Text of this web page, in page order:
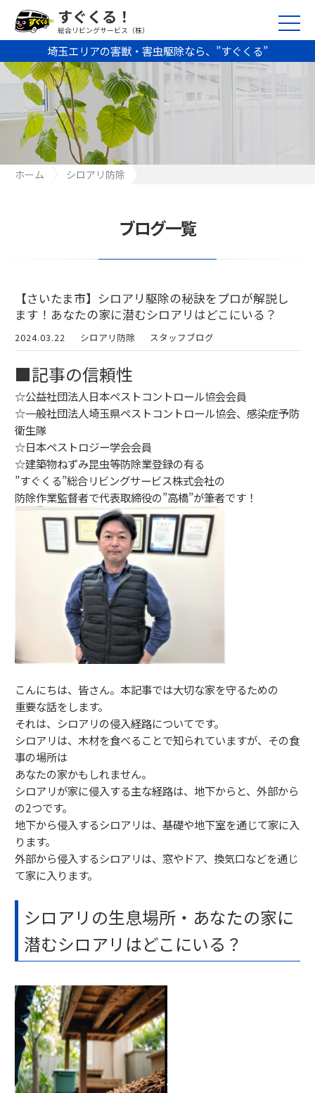
埼玉エリアの害獣・害虫駆除なら、”すぐくる”
すぐくる！
総合リビングサービス（株）
ホーム
シロアリ防除
ブログ一覧
【さいたま市】シロアリ駆除の秘訣をプロが解説し
ます！あなたの家に潜むシロアリはどこにいる？
2024.03.22 シロアリ防除 スタッフブログ
■記事の信頼性
☆公益社団法人日本ペストコントロール協会会員
☆一般社団法人埼玉県ペストコントロール協会、感染症予防
衛生隊
☆日本ペストロジー学会会員
☆建築物ねずみ昆虫等防除業登録の有る
”すぐくる”総合リビングサービス株式会社の
防除作業監督者で代表取締役の”高橋”が筆者です！
こんにちは、皆さん。本記事では大切な家を守るための
重要な話をします。
それは、シロアリの侵入経路についてです。
シロアリは、木材を食べることで知られていますが、その食
事の場所は
あなたの家かもしれません。
シロアリが家に侵入する主な経路は、地下からと、外部から
の2つです。
地下から侵入するシロアリは、基礎や地下室を通じて家に入
ります。
外部から侵入するシロアリは、窓やドア、換気口などを通じ
て家に入ります。
シロアリの生息場所・あなたの家に
潜むシロアリはどこにいる？